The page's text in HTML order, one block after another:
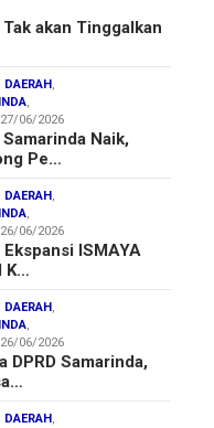
akan Tinggalkan
DAERAH ,
,
27/06/2026
Naik,
Pe…
DAERAH ,
,
26/06/2026
Ekspansi ISMAYA
K…
DAERAH ,
,
26/06/2026
DPRD Samarinda,
DAERAH ,